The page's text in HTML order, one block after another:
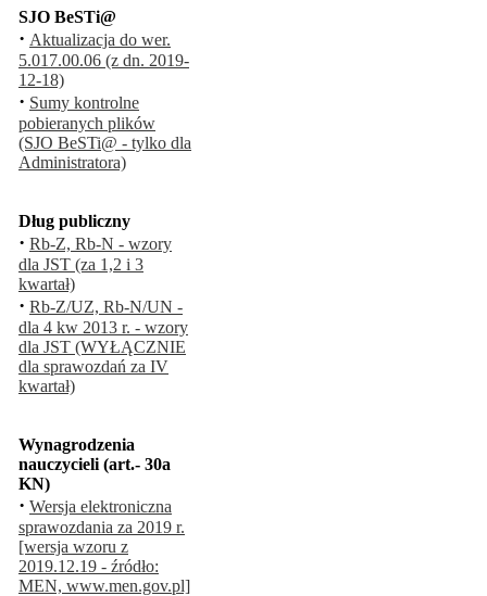
SJO BeSTi@
· Aktualizacja do wer.
5.017.00.06 (z dn. 2019-
12-18)
· Sumy kontrolne
pobieranych plików
(SJO BeSTi@ - tylko dla
Administratora)
Dług publiczny
· Rb-Z, Rb-N - wzory
dla JST (za 1,2 i 3
kwartał)
· Rb-Z/UZ, Rb-N/UN -
dla 4 kw 2013 r. - wzory
dla JST (WYŁĄCZNIE
dla sprawozdań za IV
kwartał)
Wynagrodzenia
nauczycieli (art.- 30a
KN)
· Wersja elektroniczna
sprawozdania za 2019 r.
[wersja wzoru z
2019.12.19 - źródło:
MEN, www.men.gov.pl]